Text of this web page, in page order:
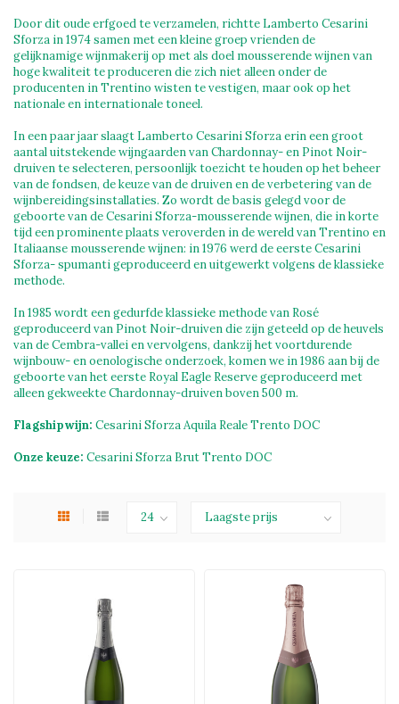
Door dit oude erfgoed te verzamelen, richtte Lamberto Cesarini
Sforza in 1974 samen met een kleine groep vrienden de
gelijknamige wijnmakerij op met als doel mousserende wijnen van
hoge kwaliteit te produceren die zich niet alleen onder de
producenten in Trentino wisten te vestigen, maar ook op het
nationale en internationale toneel.
In een paar jaar slaagt Lamberto Cesarini Sforza erin een groot
aantal uitstekende wijngaarden van Chardonnay- en Pinot Noir-
druiven te selecteren, persoonlijk toezicht te houden op het beheer
van de fondsen, de keuze van de druiven en de verbetering van de
wijnbereidingsinstallaties. Zo wordt de basis gelegd voor de
geboorte van de Cesarini Sforza-mousserende wijnen, die in korte
tijd een prominente plaats veroverden in de wereld van Trentino en
Italiaanse mousserende wijnen: in 1976 werd de eerste Cesarini
Sforza- spumanti geproduceerd en uitgewerkt volgens de klassieke
methode.
In 1985 wordt een gedurfde klassieke methode van Rosé
geproduceerd van Pinot Noir-druiven die zijn geteeld op de heuvels
van de Cembra-vallei en vervolgens, dankzij het voortdurende
wijnbouw- en oenologische onderzoek, komen we in 1986 aan bij de
geboorte van het eerste Royal Eagle Reserve geproduceerd met
alleen gekweekte Chardonnay-druiven boven 500 m.
Flagshipwijn: Cesarini Sforza Aquila Reale Trento DOC
Onze keuze: Cesarini Sforza Brut Trento DOC